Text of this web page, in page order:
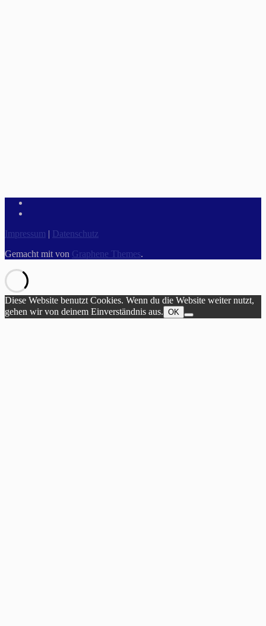
Impressum | Datenschutz
Gemacht mit von Graphene Themes.
Diese Website benutzt Cookies. Wenn du die Website weiter nutzt,
gehen wir von deinem Einverständnis aus. OK